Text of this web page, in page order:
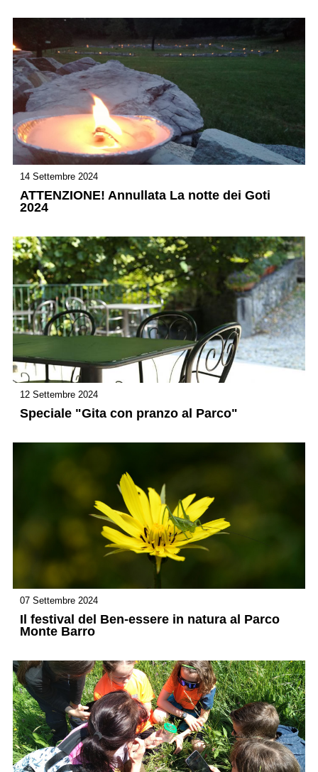
14 Settembre 2024
ATTENZIONE! Annullata La notte dei Goti
2024
12 Settembre 2024
Speciale "Gita con pranzo al Parco"
07 Settembre 2024
Il festival del Ben-essere in natura al Parco
Monte Barro